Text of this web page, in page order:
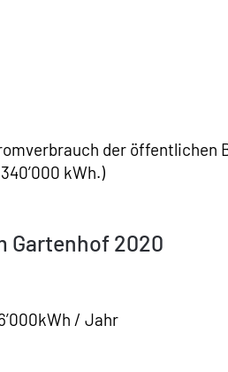
der
kWh.)
Gartenhof 2020
/ Jahr